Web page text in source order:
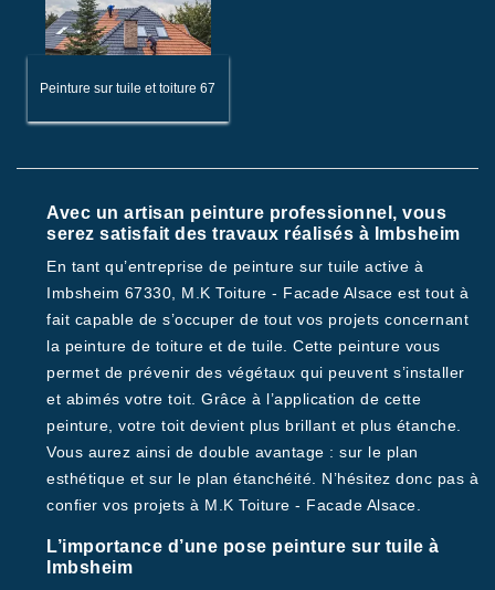
Peinture sur tuile et toiture 67
Avec un artisan peinture professionnel, vous
serez satisfait des travaux réalisés à Imbsheim
En tant qu’entreprise de peinture sur tuile active à
Imbsheim 67330, M.K Toiture - Facade Alsace est tout à
fait capable de s’occuper de tout vos projets concernant
la peinture de toiture et de tuile. Cette peinture vous
permet de prévenir des végétaux qui peuvent s’installer
et abimés votre toit. Grâce à l’application de cette
peinture, votre toit devient plus brillant et plus étanche.
Vous aurez ainsi de double avantage : sur le plan
esthétique et sur le plan étanchéité. N’hésitez donc pas à
confier vos projets à M.K Toiture - Facade Alsace.
L’importance d’une pose peinture sur tuile à
Imbsheim